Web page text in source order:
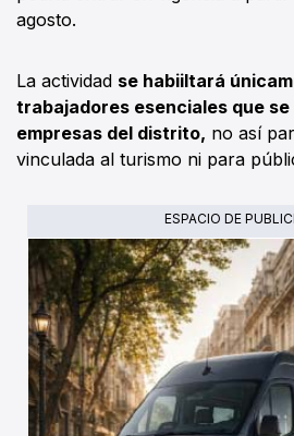
agosto.
La actividad se habiiltará
trabajadores esenciales que se
empresas del distrito, no así
vinculada al turismo ni para
ESPACIO DE